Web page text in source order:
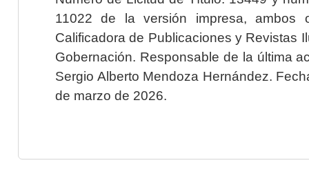
11022 de la versión impresa, ambos
Calificadora de Publicaciones y Revistas
Gobernación. Responsable de la última
Sergio Alberto Mendoza Hernández.
de marzo de 2026.